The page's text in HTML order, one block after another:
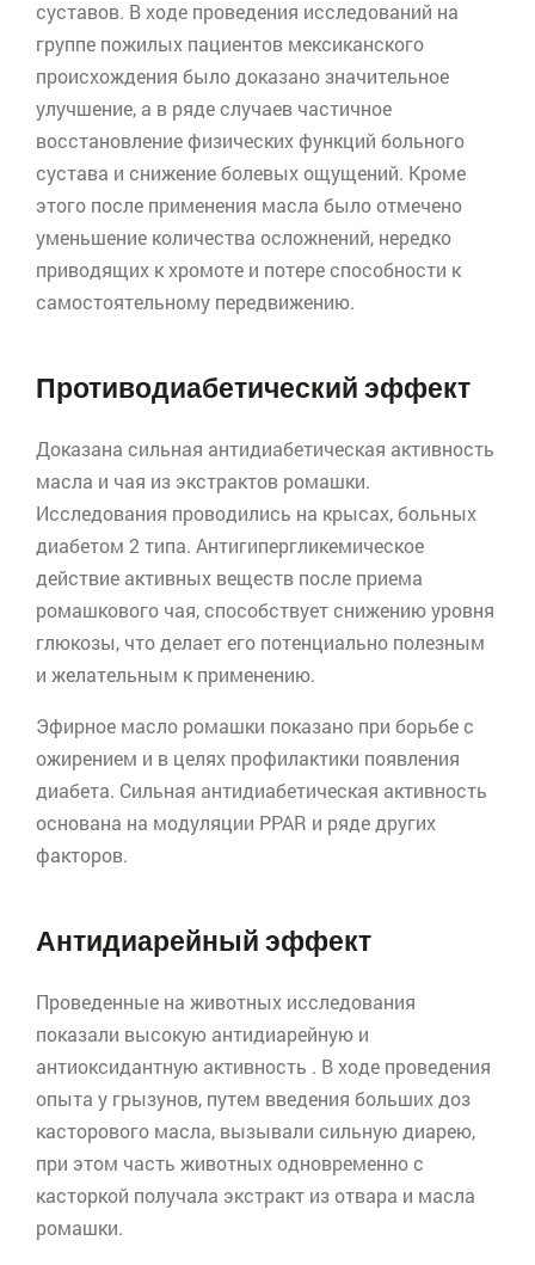
суставов. В ходе проведения исследований на
группе пожилых пациентов мексиканского
происхождения было доказано значительное
улучшение, а в ряде случаев частичное
восстановление физических функций больного
сустава и снижение болевых ощущений. Кроме
этого после применения масла было отмечено
уменьшение количества осложнений, нередко
приводящих к хромоте и потере способности к
самостоятельному передвижению.
Противодиабетический эффект
Доказана сильная антидиабетическая активность
масла и чая из экстрактов ромашки.
Исследования проводились на крысах, больных
диабетом 2 типа. Антигипергликемическое
действие активных веществ после приема
ромашкового чая, способствует снижению уровня
глюкозы, что делает его потенциально полезным
и желательным к применению.
Эфирное масло ромашки показано при борьбе с
ожирением и в целях профилактики появления
диабета. Сильная антидиабетическая активность
основана на модуляции PPAR и ряде других
факторов.
Антидиарейный эффект
Проведенные на животных исследования
показали высокую антидиарейную и
антиоксидантную активность . В ходе проведения
опыта у грызунов, путем введения больших доз
касторового масла, вызывали сильную диарею,
при этом часть животных одновременно с
касторкой получала экстракт из отвара и масла
ромашки.